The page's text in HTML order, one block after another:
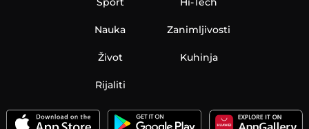
Nauka Zanimljivosti
Život Kuhinja
Rijaliti